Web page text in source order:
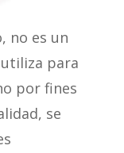
no es un
para
por fines
se